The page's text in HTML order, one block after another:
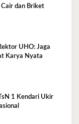
Cair dan Briket
UHO: Jaga
Karya Nyata
1 Kendari Ukir